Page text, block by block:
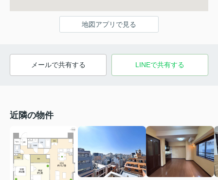
地図アプリで見る
メールで共有する LINEで共有する
近隣の物件